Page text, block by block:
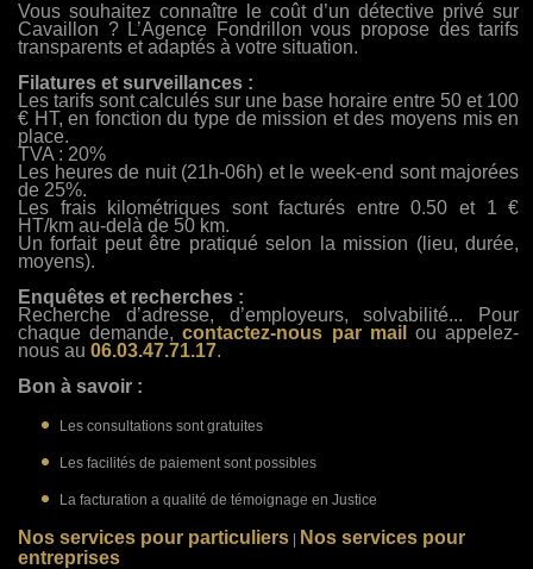
Vous souhaitez connaître le coût d’un détective privé sur
Cavaillon ? L’Agence Fondrillon vous propose des tarifs
transparents et adaptés à votre situation.
Filatures et surveillances :
Les tarifs sont calculés sur une base horaire entre 50 et 100
€ HT, en fonction du type de mission et des moyens mis en
place.
TVA : 20%
Les heures de nuit (21h-06h) et le week-end sont majorées
de 25%.
Les frais kilométriques sont facturés entre 0.50 et 1 €
HT/km au-delà de 50 km.
Un forfait peut être pratiqué selon la mission (lieu, durée,
moyens).
Enquêtes et recherches :
Recherche d’adresse, d’employeurs, solvabilité... Pour
chaque demande,contactez-nous par mail
ou appelez-
nous au 06.03.47.71.17.
Bon à savoir :
Les consultations sont gratuites
Les facilités de paiement sont possibles
La facturation a qualité de témoignage en Justice
Nos services pour particuliers | Nos services pour
entreprises